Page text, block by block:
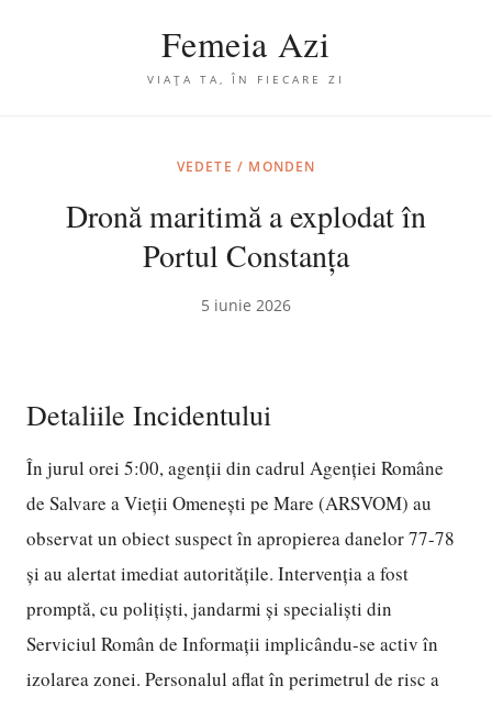
Femeia Azi
VIAȚA TA, ÎN FIECARE ZI
VEDETE / MONDEN
Dronă maritimă a explodat în
Portul Constanța
5 iunie 2026
Detaliile Incidentului
În jurul orei 5:00, agenții din cadrul Agenției Române
de Salvare a Vieții Omenești pe Mare (ARSVOM) au
observat un obiect suspect în apropierea danelor 77-78
și au alertat imediat autoritățile. Intervenția a fost
promptă, cu polițiști, jandarmi și specialiști din
Serviciul Român de Informații implicându-se activ în
izolarea zonei. Personalul aflat în perimetrul de risc a